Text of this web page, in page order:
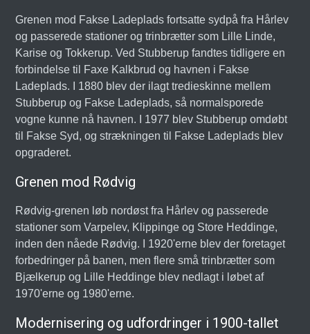
Grenen mod Fakse Ladeplads fortsatte sydpå fra Hårlev
og passerede stationer og trinbrætter som Lille Linde,
Karise og Tokkerup. Ved Stubberup fandtes tidligere en
forbindelse til Faxe Kalkbrud og havnen i Fakse
Ladeplads. I 1880 blev der ilagt tredieskinne mellem
Stubberup og Fakse Ladeplads, så normalsporede
vogne kunne nå havnen. I 1977 blev Stubberup omdøbt
til Fakse Syd, og strækningen til Fakse Ladeplads blev
opgraderet.
Grenen mod Rødvig
Rødvig-grenen løb nordøst fra Hårlev og passerede
stationer som Varpelev, Klippinge og Store Heddinge,
inden den nåede Rødvig. I 1920'erne blev der foretaget
forbedringer på banen, men flere små trinbrætter som
Bjælkerup og Lille Heddinge blev nedlagt i løbet af
1970'erne og 1980'erne.
Modernisering og udfordringer i 1900-tallet